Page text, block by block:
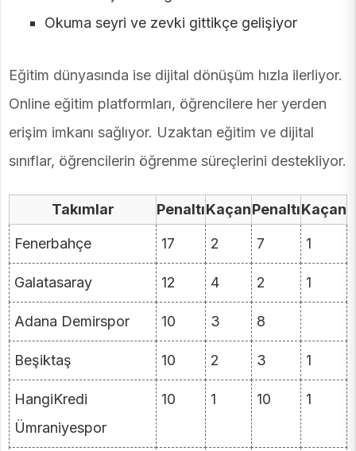
Okuma seyri ve zevki gittikçe gelişiyor
Eğitim dünyasında ise dijital dönüşüm hızla ilerliyor.
Online eğitim platformları, öğrencilere her yerden
erişim imkanı sağlıyor. Uzaktan eğitim ve dijital
sınıflar, öğrencilerin öğrenme süreçlerini destekliyor.
Takımlar PenaltıKaçanPenaltıKaçan
Fenerbahçe 17 2 7 1
Galatasaray 12 4 2 1
Adana Demirspor 10 3 8
Beşiktaş 10 2 3 1
HangiKredi
Ümraniyespor
10 1 10 1